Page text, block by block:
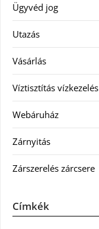
Ügyvéd jog
Utazás
Vásárlás
Víztisztítás vízkezelés
Webáruház
Zárnyitás
Zárszerelés zárcsere
Címkék